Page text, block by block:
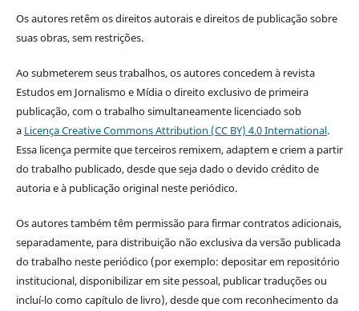
Os autores retêm os direitos autorais e direitos de publicação sobre
suas obras, sem restrições.
Ao submeterem seus trabalhos, os autores concedem à revista
Estudos em Jornalismo e Mídia o direito exclusivo de primeira
publicação, com o trabalho simultaneamente licenciado sob
a Licença Creative Commons Attribution (CC BY) 4.0 International.
Essa licença permite que terceiros remixem, adaptem e criem a partir
do trabalho publicado, desde que seja dado o devido crédito de
autoria e à publicação original neste periódico.
Os autores também têm permissão para firmar contratos adicionais,
separadamente, para distribuição não exclusiva da versão publicada
do trabalho neste periódico (por exemplo: depositar em repositório
institucional, disponibilizar em site pessoal, publicar traduções ou
incluí-lo como capítulo de livro), desde que com reconhecimento da